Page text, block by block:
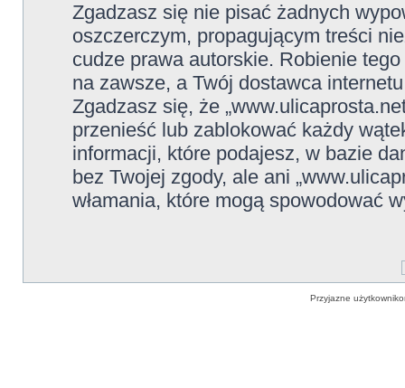
Zgadzasz się nie pisać żadnych
oszczerczym, propagującym treści
cudze prawa autorskie. Robienie
na zawsze, a Twój dostawca
Zgadzasz się, że
przenieść lub zablokować każdy
informacji, które podajesz, w bazie
bez Twojej zgody, ale ani
włamania, które mogą spowodować
Przyjazne